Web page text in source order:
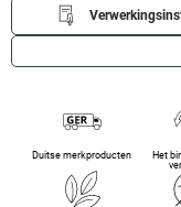
Duitse merkproducten
Het